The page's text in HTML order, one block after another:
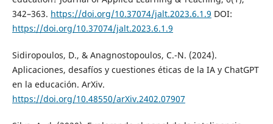
342–363. https://doi.org/10.37074/jalt.2023.6.1.9 DOI:
https://doi.org/10.37074/jalt.2023.6.1.9
Sidiropoulos, D., & Anagnostopoulos, C.-N. (2024).
Aplicaciones, desafíos y cuestiones éticas de la IA y ChatGPT
en la educación. ArXiv.
https://doi.org/10.48550/arXiv.2402.07907